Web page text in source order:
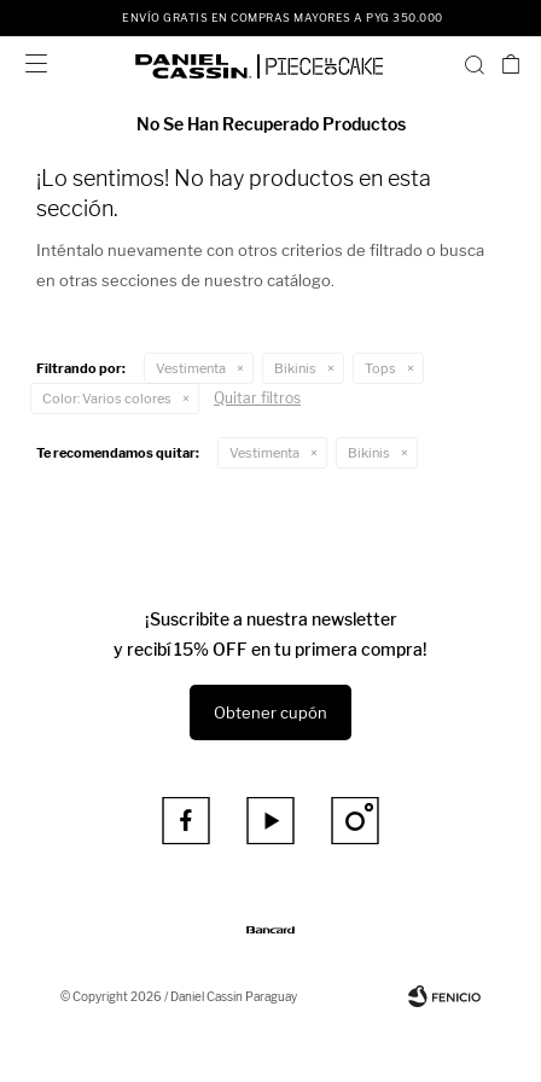
ENVÍO GRATIS EN COMPRAS MAYORES A PYG 350.000

No Se Han Recuperado Productos
¡Lo sentimos! No hay productos en esta
sección.
Inténtalo nuevamente con otros criterios de filtrado o busca
en otras secciones de nuestro catálogo.
Filtrando por: Vestimenta Bikinis
Tops
Color:Varios colores Quitar filtros
Te recomendamos quitar: Vestimenta Bikinis
¡Suscribite a nuestra newsletter
y recibí 15% OFF en tu primera compra!
Obtener cupón
  
© Copyright 2026 / Daniel Cassin Paraguay